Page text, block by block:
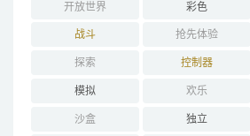
开放世界 彩色
战斗 抢先体验
探索 控制器
模拟 欢乐
沙盒 独立